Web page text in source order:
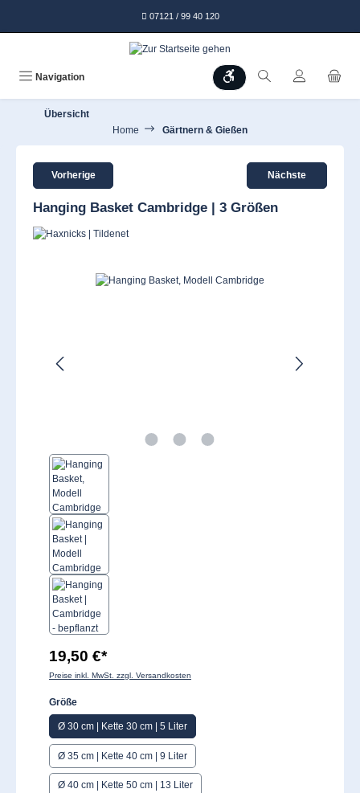
07121 / 99 40 120
Navigation Werkzeugleiste anzeigen
Übersicht
Home
Gärtnern & Gießen
Vorherige Nächste
Hanging Basket Cambridge | 3 Größen
Bildergalerie überspringen
19,50 €*
Preise inkl. MwSt. zzgl. Versandkosten
Größeauswählen
Ø 30 cm | Kette 30 cm | 5 Liter
Ø 35 cm | Kette 40 cm | 9 Liter
Ø 40 cm | Kette 50 cm | 13 Liter